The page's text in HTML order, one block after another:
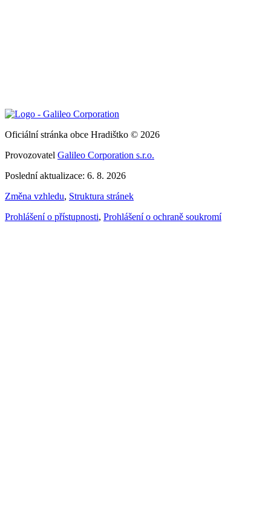
Oficiální stránka obce Hradištko © 2026
Provozovatel Galileo Corporation s.r.o.
Poslední aktualizace: 6. 8. 2026
Změna vzhledu, Struktura stránek
Prohlášení o přístupnosti, Prohlášení o ochraně soukromí